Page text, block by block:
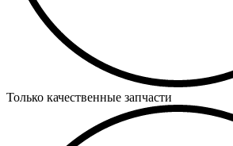
Только качественные запчасти